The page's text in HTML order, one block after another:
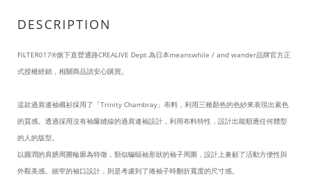
DESCRIPTION
FILTER017®旗下直營通路CREALIVE Dept.為日本meanswhile / and wander品牌官方正
式授權經銷，相關商品請安心購買。
這款過肩連袖襯衫採用了「Trinity Chambray」布料，利用三種顏色的色紗來表現出素色
的質感。透過採用沒有袖窿縫線的過肩連袖設計，利用布料特性，設計出能順應任何體型
的人的版型。
以圓潤的肩膀周圍輪廓為特徵，類似蝙蝠袖形狀的袖子周圍，設計上兼顧了活動方便性與
外觀美感。細窄的袖口設計，則是考慮到了捲袖子時翻折寬度的尺寸感。